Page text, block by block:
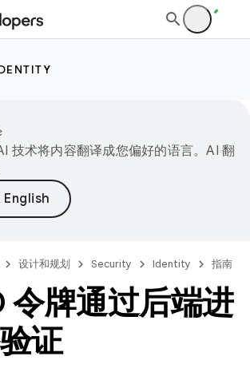
技术将内容翻译成您偏好的语言。AI 翻
设计和规划 Security Identity 指南
令牌通过后端进
证